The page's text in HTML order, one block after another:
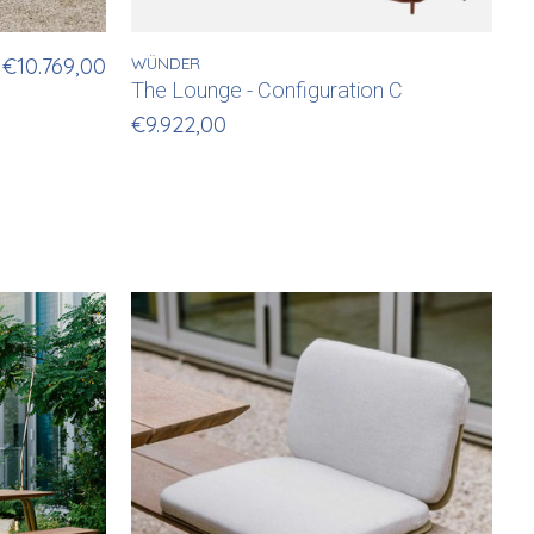
€10.769,00 WÜNDER
The Lounge - Configuration C
€9.922,00